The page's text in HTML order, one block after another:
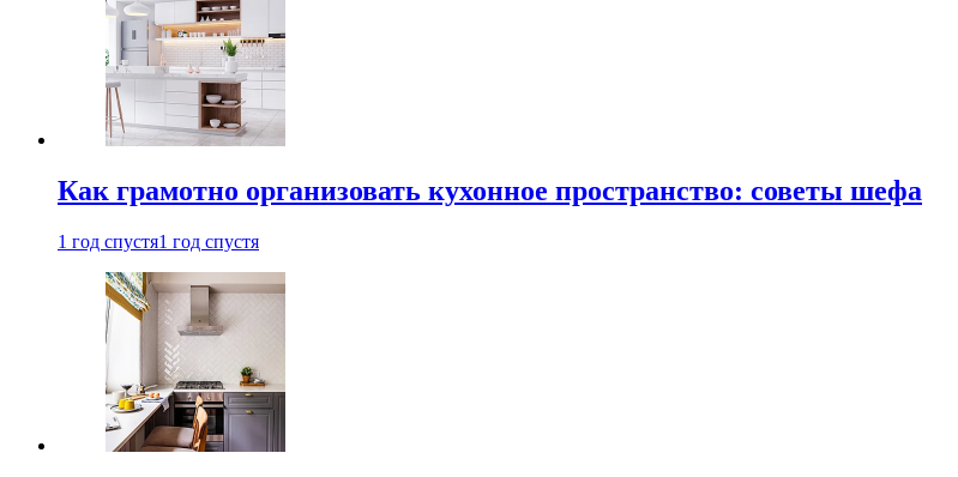
Как грамотно организовать кухонное пространство: советы шефа
1 год спустя1 год спустя